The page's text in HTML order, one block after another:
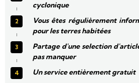
cyclonique
Vous êtes régulièrement
pour les terres habitées
Partage d'une selection
pas manquer
Un service entièrement gratuit